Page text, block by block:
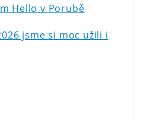
Hello v Porubě
jsme si moc užili i